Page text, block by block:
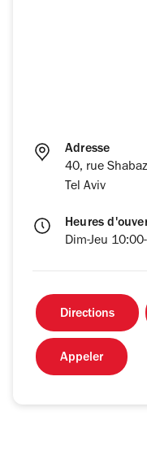
Adresse
40, rue
Tel Aviv
Heures
Dim-Jeu
Directions
Appeler